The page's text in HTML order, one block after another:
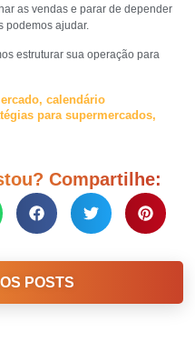
as vendas e parar de depender
podemos ajudar.
estruturar sua operação para
, calendário
para supermercados,
Compartilhe:
POSTS